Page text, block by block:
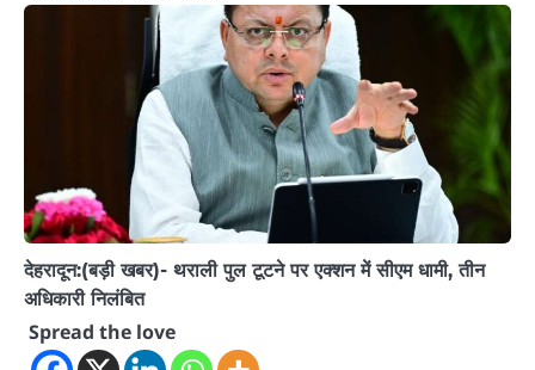
देहरादून:(बड़ी खबर)- थराली पुल टूटने पर एक्शन में सीएम धामी, तीन
अधिकारी निलंबित
Spread the love